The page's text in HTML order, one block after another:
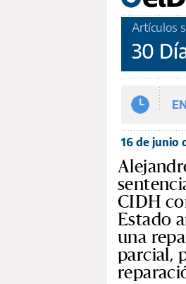
Artículos
30
16 de junio
CIDH
Estado
una
parcial,